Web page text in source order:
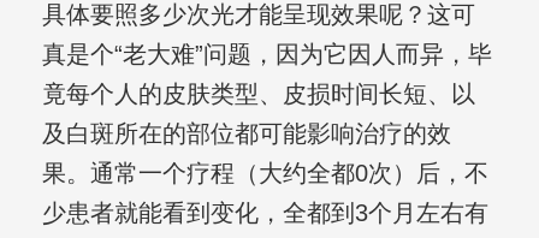
具体要照多少次光才能呈现效果呢？这可
真是个“老大难”问题，因为它因人而异，毕
竟每个人的皮肤类型、皮损时间长短、以
及白斑所在的部位都可能影响治疗的效
果。通常一个疗程（大约全都0次）后，不
少患者就能看到变化，全都到3个月左右有